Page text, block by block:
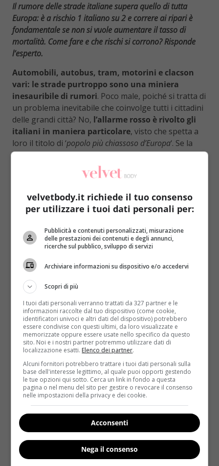
Il rumore delle strade italiane supera quello di tutta
Europa: è a rischio 1 italiano su 2 e correre ai ripari è
fondamentale se non si vuole aumentare il tasso di
mortalità. Come fare e che rischi si corrono? Risponde
l’esperto.
Automobili, autobus, tram, motorini e clacson
vari: le strade purtroppo sono una miniera
inesauribile di rumori. Poco male, poiché si tratta di
un problema inevitabile che coinvolge tutti i cittadini
delle grandi città? No, l’allarme rosso è rivolto gli
italiani in maniera particolare, visto che spetta a
loro il titolo di ‘popolo più chiassoso d’Europa‘. Se la
media europea si ferma a 42.9 per cento (inteso
come percentuale delle popolazione a rischio per il
rumore da traffico), ad essere in pericolo in Italia è il
Mobility Week, che ha realizzato un attento studio
prendendo in esame 20 città della penisola.
L’Oms ha fissato a 90 decibel il limite oltre il quale si
può incappare in danni all’udito.Palermo è la città
più rumorosa e supera la soglia di oltre 2 punti e
mezzo con i suoi 92.6 decibel. Seguono Firenze con
88.6, Torino con 86.8, Milano con 86.4 e Roma con 86.
All’ultimo posto,con una dignitosa media di 75
decibel, si posiziona la più ‘silenziosa’ Catanzaro
Non che si possa parlare di vero e proprio silenzio: il
caos c’è ma con moderazione. I pericoli per la salute
in effetti non sono pochi: stress, diminuzione del
rendimento (sia scolastico che lavorativo), cali di
concentrazione.Per non parlare della possibilità di
incorrere ad incidentiproprio per distrazione o
difficoltà di comunicazione.
velvetbody.it richiede il tuo consenso
per utilizzare i tuoi dati personali per:
Pubblicità e contenuti personalizzati, misurazione
delle prestazioni dei contenuti e degli annunci,
ricerche sul pubblico, sviluppo di servizi
Archiviare informazioni su dispositivo e/o accedervi
Scopri di più
I tuoi dati personali verranno trattati da 327 partner e le
informazioni raccolte dal tuo dispositivo (come cookie,
identificatori univoci e altri dati del dispositivo) potrebbero
essere condivise con questi ultimi, da loro visualizzate e
memorizzate oppure essere usate nello specifico da questo
sito. Noi e i nostri partner potremmo utilizzare dati di
localizzazione esatti. Elenco dei partner.
Alcuni fornitori potrebbero trattare i tuoi dati personali sulla
base dell'interesse legittimo, al quale puoi opporti gestendo
le tue opzioni qui sotto. Cerca un link in fondo a questa
pagina o nel menu del sito per gestire o revocare il consenso
nelle impostazioni della privacy e dei cookie.
Acconsenti
Nega il consenso